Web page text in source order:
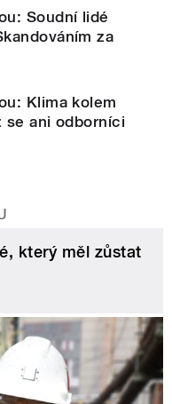
Soudní lidé
za
Klima kolem
se ani odborníci
který měl zůstat